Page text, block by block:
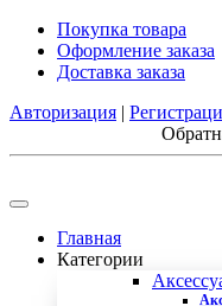
Покупка товара
Оформление заказа
Доставка заказа
Авторизация |
Главная
Категории